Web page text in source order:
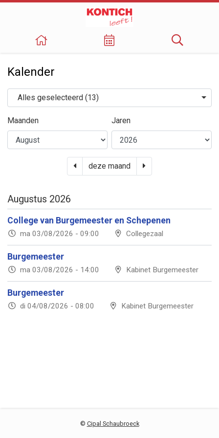
Kalender
Organen
Alles geselecteerd (13)
Maanden Jaren
vorige maand
deze maand volgende maand
Augustus 2026
College van Burgemeester en Schepenen
ma 03/08/2026 - 09:00 Collegezaal
Burgemeester
ma 03/08/2026 - 14:00 Kabinet Burgemeester
Burgemeester
di 04/08/2026 - 08:00 Kabinet Burgemeester
© Cipal Schaubroeck